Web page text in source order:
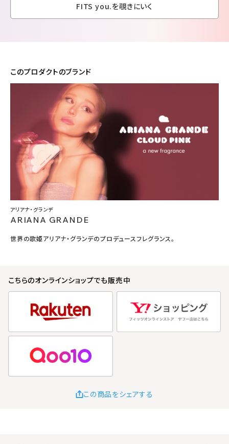
FITS you.を覗きにいく
このプロダクトのブランド
アリアナ・グランデ
ARIANA GRANDE
世界の歌姫アリアナ・グランデのプロデュースフレグランス。
こちらのオンラインショップでも販売中
この商品をシェアする